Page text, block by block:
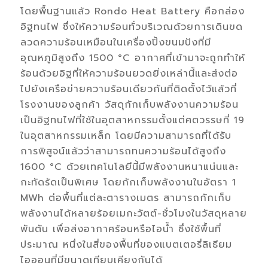
โดยพื้นฐานแล้ว Rondo Heat Battery คือกล่อง
อิฐทนไฟ ซึ่งให้ความร้อนทั่วบริเวณด้วยการเดินขด
ลวดความร้อนเหมือนในเครื่องปิ้งขนมปังที่มี
อุณหภูมิสูงถึง 1500 °C อากาศที่เข้ามาจะถูกทำให้
ร้อนด้วยอิฐที่ให้ความร้อนยวดยิ่งเหล่านี้และส่งต่อ
ไปยังเครือข่ายความร้อนเดียวกันที่ติดตั้งไว้แล้วที่
โรงงานของลูกค้า วัสดุกักเก็บพลังงานความร้อน
เป็นอิฐทนไฟที่ใช้ในอุตสาหกรรมตั้งแต่ศตวรรษที่ 19
ในอุตสาหกรรมเหล็ก โดยมีความสามารถที่ได้รับ
การพิสูจน์แล้วว่าสามารถทนความร้อนได้สูงถึง
1600 °C ด้วยเทคโนโลยีนี้มีพลังงานหนาแน่นและ
กะทัดรัดเป็นพิเศษ โดยกักเก็บพลังงานในอัตรา 1
MWh ต่อพื้นที่แต่ละตารางเมตร สามารถกักเก็บ
พลังงานได้หลายร้อยเมกะวัตต์-ชั่วโมงในวัสดุหลาย
พันตัน เพื่อส่งอากาศร้อนหรือไอน้ำ ซึ่งใช้พื้นที่
ประมาณ หนึ่งในสี่ของพื้นที่ของแบตเตอรี่ลิเธียม
ไอออนที่มีขนาดเทียบเคียงกันได้